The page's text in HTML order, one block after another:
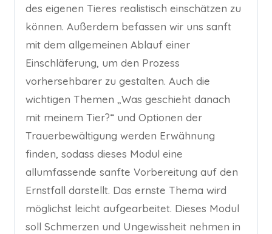
des eigenen Tieres realistisch einschätzen zu
können. Außerdem befassen wir uns sanft
mit dem allgemeinen Ablauf einer
Einschläferung, um den Prozess
vorhersehbarer zu gestalten. Auch die
wichtigen Themen „Was geschieht danach
mit meinem Tier?“ und Optionen der
Trauerbewältigung werden Erwähnung
finden, sodass dieses Modul eine
allumfassende sanfte Vorbereitung auf den
Ernstfall darstellt. Das ernste Thema wird
möglichst leicht aufgearbeitet. Dieses Modul
soll Schmerzen und Ungewissheit nehmen in